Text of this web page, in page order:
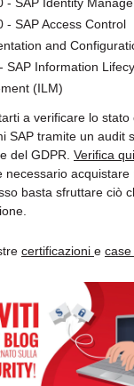
- SAP Access Control
and
SAP Information
(ILM)
a verificare lo stato
SAP tramite un audit
del GDPR. Verifica
necessario acquistare
basta sfruttare ciò
certificazioni e case